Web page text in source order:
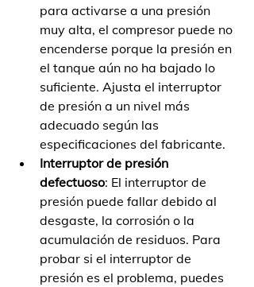
para activarse a una presión
muy alta, el compresor puede no
encenderse porque la presión en
el tanque aún no ha bajado lo
suficiente. Ajusta el interruptor
de presión a un nivel más
adecuado según las
especificaciones del fabricante.
Interruptor de presión
defectuoso: El interruptor de
presión puede fallar debido al
desgaste, la corrosión o la
acumulación de residuos. Para
probar si el interruptor de
presión es el problema, puedes